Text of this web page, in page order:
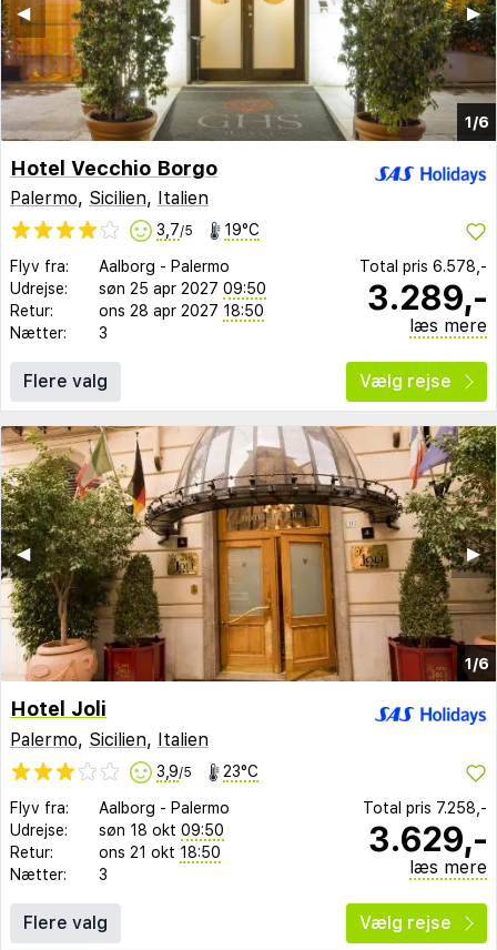
1/6
▶︎
◀︎
Hotel Vecchio Borgo
Palermo, Sicilien, Italien
3,7/5 19°C
Flyv fra: Aalborg - Palermo
Udrejse:
søn 25 apr 2027 09:50
Retur:
ons 28 apr 2027 18:50
Nætter:
3
Total pris 6.578,-
3.289,-
læs mere
Flere valg Vælg rejse
1/6
▶︎
◀︎
Hotel Joli
Palermo, Sicilien, Italien
3,9/5 23°C
Flyv fra: Aalborg - Palermo
Udrejse:
søn 18 okt 09:50
Retur:
ons 21 okt 18:50
Nætter:
3
Total pris 7.258,-
3.629,-
læs mere
Flere valg Vælg rejse